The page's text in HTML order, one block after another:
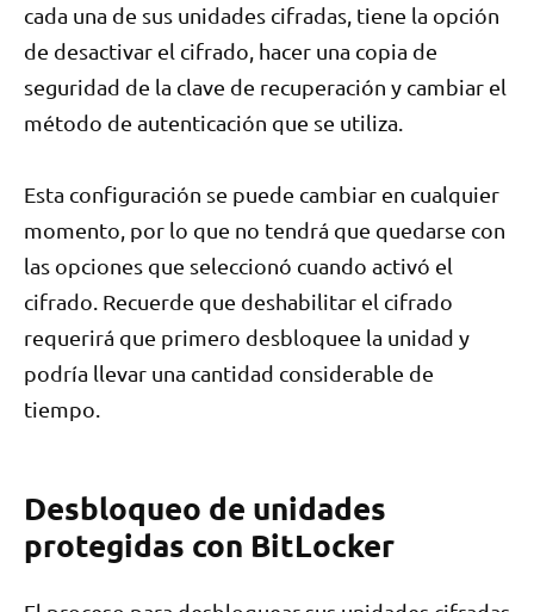
cada una de sus unidades cifradas, tiene la opción
de desactivar el cifrado, hacer una copia de
seguridad de la clave de recuperación y cambiar el
método de autenticación que se utiliza.
Esta configuración se puede cambiar en cualquier
momento, por lo que no tendrá que quedarse con
las opciones que seleccionó cuando activó el
cifrado. Recuerde que deshabilitar el cifrado
requerirá que primero desbloquee la unidad y
podría llevar una cantidad considerable de
tiempo.
Desbloqueo de unidades
protegidas con BitLocker